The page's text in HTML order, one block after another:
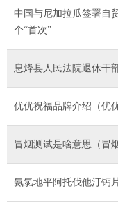
中国与尼加拉瓜签署自
个“首次”
息烽县人民法院退休干
优优祝福品牌介绍（优
冒烟测试是啥意思（冒
氨氯地平阿托伐他汀钙